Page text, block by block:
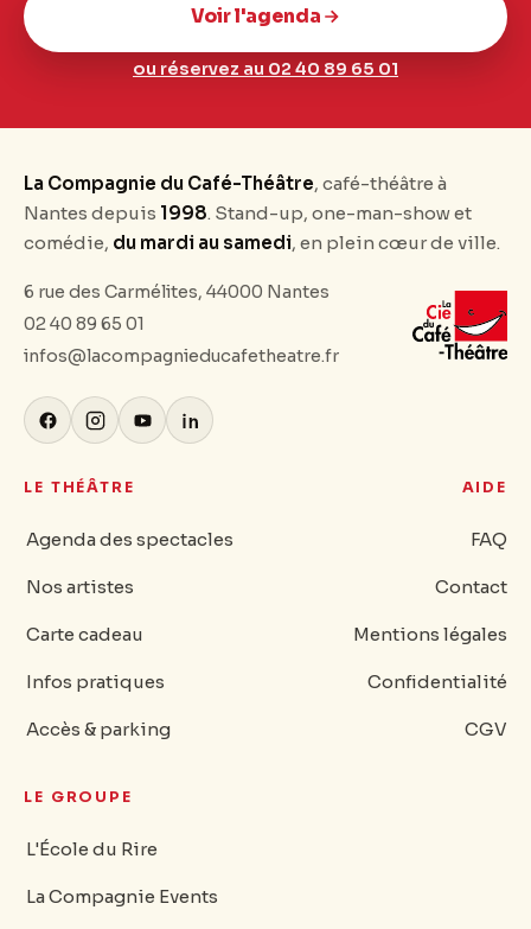
Voir l'agenda
ou réservez au 02 40 89 65 01
La Compagnie du Café-Théâtre, café-théâtre à
Nantes depuis 1998. Stand-up, one-man-show et
comédie, du mardi au samedi, en plein cœur de ville.
6 rue des Carmélites, 44000 Nantes
02 40 89 65 01
infos@lacompagnieducafetheatre.fr
LE THÉÂTRE
Agenda des spectacles
Nos artistes
Carte cadeau
Infos pratiques
Accès & parking
AIDE
FAQ
Contact
Mentions légales
Confidentialité
CGV
LE GROUPE
L'École du Rire
La Compagnie Events